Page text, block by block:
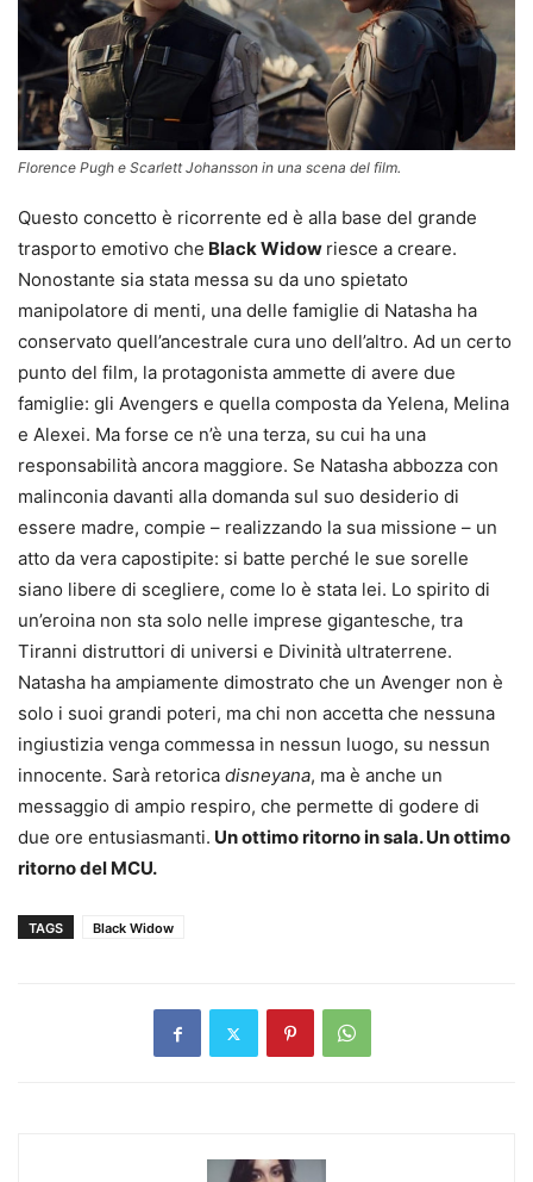
Florence Pugh e Scarlett Johansson in una scena del film.
Questo concetto è ricorrente ed è alla base del grande
trasporto emotivo che Black Widow riesce a creare.
Nonostante sia stata messa su da uno spietato
manipolatore di menti, una delle famiglie di Natasha ha
conservato quell’ancestrale cura uno dell’altro. Ad un certo
punto del film, la protagonista ammette di avere due
famiglie: gli Avengers e quella composta da Yelena, Melina
e Alexei. Ma forse ce n’è una terza, su cui ha una
responsabilità ancora maggiore. Se Natasha abbozza con
malinconia davanti alla domanda sul suo desiderio di
essere madre, compie – realizzando la sua missione – un
atto da vera capostipite: si batte perché le sue sorelle
siano libere di scegliere, come lo è stata lei. Lo spirito di
un’eroina non sta solo nelle imprese gigantesche, tra
Tiranni distruttori di universi e Divinità ultraterrene.
Natasha ha ampiamente dimostrato che un Avenger non è
solo i suoi grandi poteri, ma chi non accetta che nessuna
ingiustizia venga commessa in nessun luogo, su nessun
innocente. Sarà retorica disneyana, ma è anche un
messaggio di ampio respiro, che permette di godere di
due ore entusiasmanti. Un ottimo ritorno in sala. Un ottimo
ritorno del MCU.
TAGS Black Widow